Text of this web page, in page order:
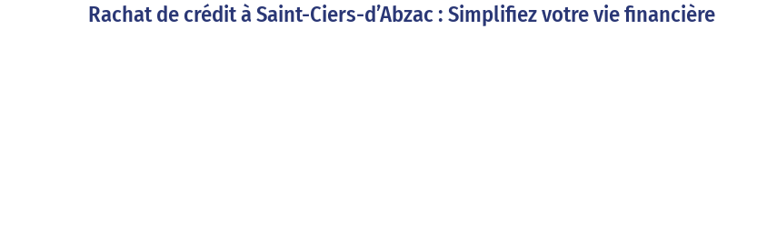
Rachat de crédit à Saint-Ciers-d’Abzac : Simplifiez votre vie financière